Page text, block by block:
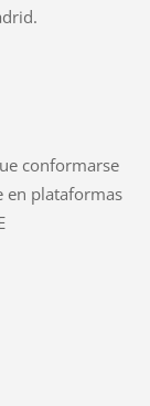
conformarse
en plataformas